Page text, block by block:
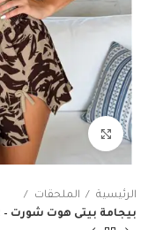
انقر للتكبير
الرئيسية
الملحقات
بيجامة بيتى هوت شورت – 2 قطعة – شيرى 5006